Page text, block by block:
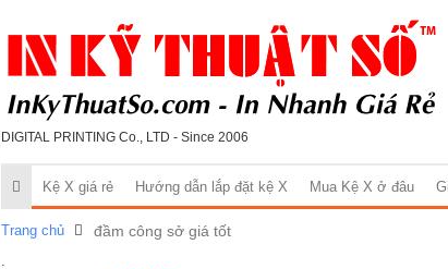
DIGITAL PRINTING Co., LTD - Since 2006
Kệ X giá rẻ Hướng dẫn lắp đặt kệ X Mua Kệ X ở đâu
Trang chủ đầm công sở giá tốt